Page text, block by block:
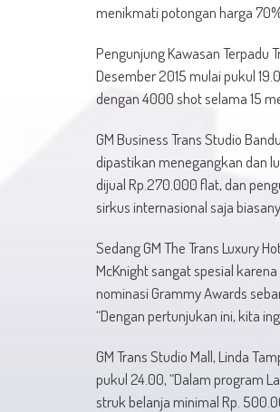
menikmati potongan harga
Pengunjung Kawasan Terpadu
Desember 2015 mulai pukul
dengan 4000 shot selama 15
GM Business Trans Studio
dipastikan menegangkan dan
dijual Rp.270.000 flat, dan
sirkus internasional saja
Sedang GM The Trans Luxury
McKnight sangat spesial
nominasi Grammy Awards
“Dengan pertunjukan ini, kita
GM Trans Studio Mall, Linda
pukul 24.00, “Dalam program
struk belanja minimal Rp.